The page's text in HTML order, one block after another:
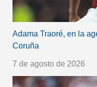
Adama Traoré, en la
Coruña
7 de agosto de 2026